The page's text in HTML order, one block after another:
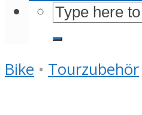
Bike • Tourzubehör